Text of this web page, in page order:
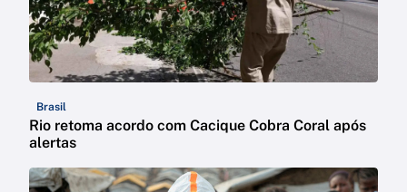
Brasil
Rio retoma acordo com Cacique Cobra Coral após
alertas